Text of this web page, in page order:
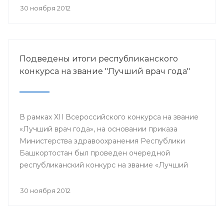
вмешательств.
30 ноября 2012
Подведены итоги республиканского
конкурса на звание "Лучший врач года"
В рамках XII Всероссийского конкурса на звание
«Лучший врач года», на основании приказа
Министерства здравоохранения Республики
Башкортостан был проведен очередной
республиканский конкурс на звание «Лучший
претендента по 23 номинациям из 40
30 ноября 2012